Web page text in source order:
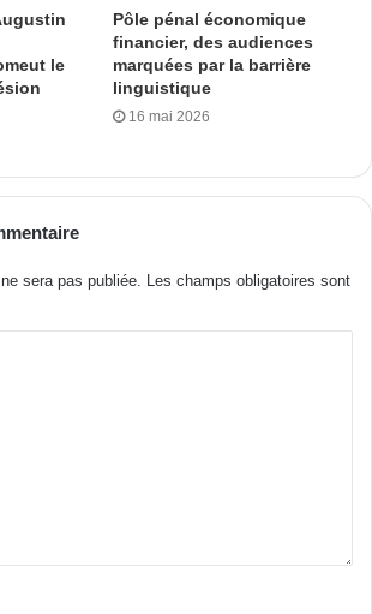
le
Pôle pénal économique
financier, des audiences
marquées par la barrière
linguistique
16 mai 2026
sera pas publiée. Les champs obligatoires sont